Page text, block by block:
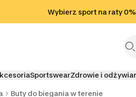
Przejdź do stopki
Wybierz sport na raty
SportswearZdrowie i
Buty do biegania w terenie